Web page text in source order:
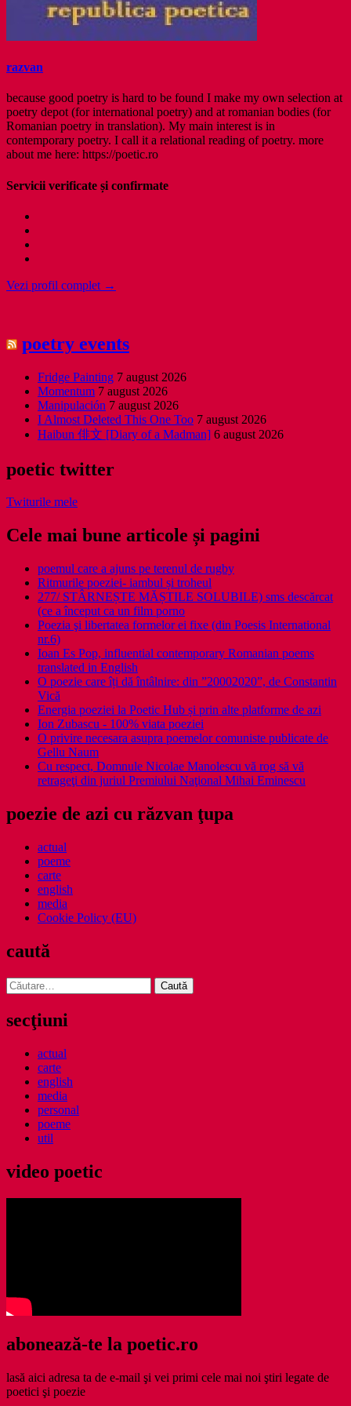
razvan
because good poetry is hard to be found I make my own selection at
poetry depot (for international poetry) and at romanian bodies (for
Romanian poetry in translation). My main interest is in
contemporary poetry. I call it a relational reading of poetry. more
about me here: https://poetic.ro
Servicii verificate și confirmate
Vezi profil complet →
poetry events
Fridge Painting 7 august 2026
Momentum 7 august 2026
Manipulación 7 august 2026
I Almost Deleted This One Too 7 august 2026
Haibun 俳文 [Diary of a Madman] 6 august 2026
poetic twitter
Twiturile mele
Cele mai bune articole și pagini
poemul care a ajuns pe terenul de rugby
Ritmurile poeziei- iambul și troheul
277/ STÂRNEȘTE MĂȘTILE SOLUBILE) sms descărcat
(ce a început ca un film porno
Poezia şi libertatea formelor ei fixe (din Poesis International
nr.6)
Ioan Es Pop, influential contemporary Romanian poems
translated in English
O poezie care îți dă întâlnire: din ”20002020”, de Constantin
Vică
Energia poeziei la Poetic Hub și prin alte platforme de azi
Ion Zubascu - 100% viata poeziei
O privire necesara asupra poemelor comuniste publicate de
Gellu Naum
Cu respect, Domnule Nicolae Manolescu vă rog să vă
retrageţi din juriul Premiului Naţional Mihai Eminescu
poezie de azi cu răzvan ţupa
actual
poeme
carte
english
media
Cookie Policy (EU)
caută
Caută
după:
secţiuni
actual
carte
english
media
personal
poeme
util
video poetic
abonează-te la poetic.ro
lasă aici adresa ta de e-mail şi vei primi cele mai noi ştiri legate de
poetici şi poezie